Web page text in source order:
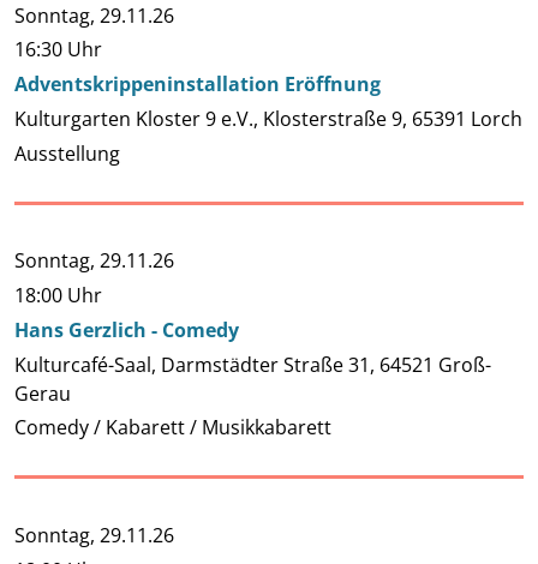
Sonntag, 29.11.26
16:30 Uhr
Adventskrippeninstallation Eröffnung
Kulturgarten Kloster 9 e.V., Klosterstraße 9, 65391 Lorch
Ausstellung
Sonntag, 29.11.26
18:00 Uhr
Hans Gerzlich - Comedy
Kulturcafé-Saal, Darmstädter Straße 31, 64521 Groß-
Gerau
Comedy / Kabarett / Musikkabarett
Sonntag, 29.11.26